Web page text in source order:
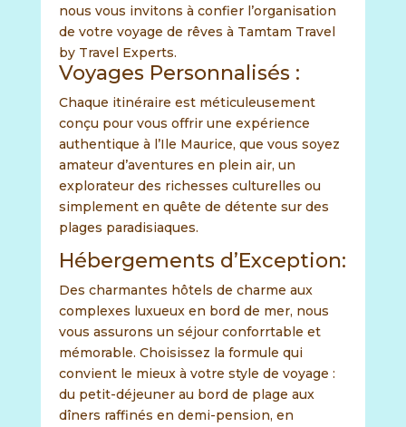
nous vous invitons à confier l’organisation
de votre voyage de rêves à Tamtam Travel
by Travel Experts.
Voyages Personnalisés :
Chaque itinéraire est méticuleusement
conçu pour vous offrir une expérience
authentique à l’Ile Maurice, que vous soyez
amateur d’aventures en plein air, un
explorateur des richesses culturelles ou
simplement en quête de détente sur des
plages paradisiaques.
Hébergements d’Exception:
Des charmantes hôtels de charme aux
complexes luxueux en bord de mer, nous
vous assurons un séjour conforrtable et
mémorable. Choisissez la formule qui
convient le mieux à votre style de voyage :
du petit-déjeuner au bord de plage aux
dîners raffinés en demi-pension, en